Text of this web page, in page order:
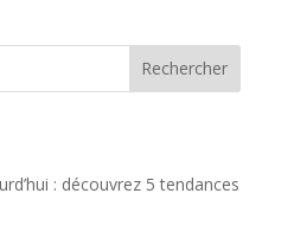
Rechercher
: découvrez 5 tendances